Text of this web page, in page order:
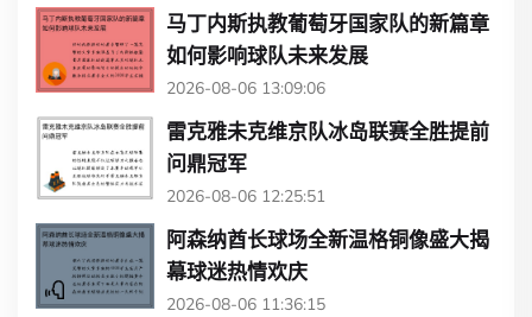
马丁内斯执教葡萄牙国家队的新篇章
如何影响球队未来发展
2026-08-06 13:09:06
雷克雅未克维京队冰岛联赛全胜提前
问鼎冠军
2026-08-06 12:25:51
阿森纳酋长球场全新温格铜像盛大揭
幕球迷热情欢庆
2026-08-06 11:36:15